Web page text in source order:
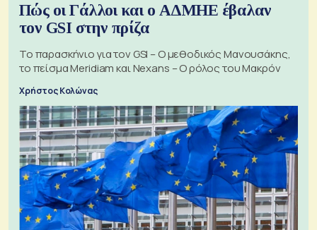
Πώς οι Γάλλοι και ο ΑΔΜΗΕ έβαλαν
τον GSI στην πρίζα
Το παρασκήνιο για τον GSI – Ο μεθοδικός Μανουσάκης,
το πείσμα Meridiam και Nexans – Ο ρόλος του Μακρόν
Χρήστος Κολώνας